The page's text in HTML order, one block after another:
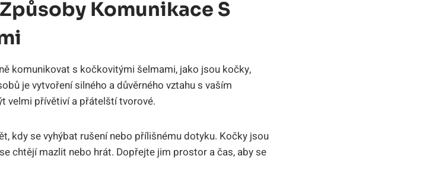
Komunikace S
komunikovat s kočkovitými šelmami, jako jsou kočky,
je vytvoření silného a důvěrného vztahu s vaším
velmi přívětiví a přátelští tvorové.
kdy se vyhýbat rušení nebo přílišnému dotyku. Kočky jsou
chtějí mazlit nebo hrát. Dopřejte jim prostor a čas, aby se